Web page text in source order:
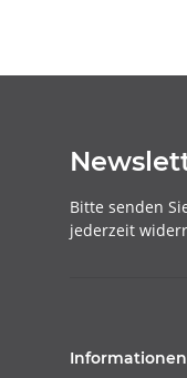
Bitte senden
jederzeit
Informationen